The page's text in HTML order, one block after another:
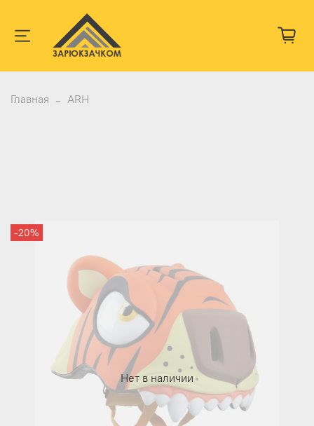
Главная ARH
Нет в наличии
-20%